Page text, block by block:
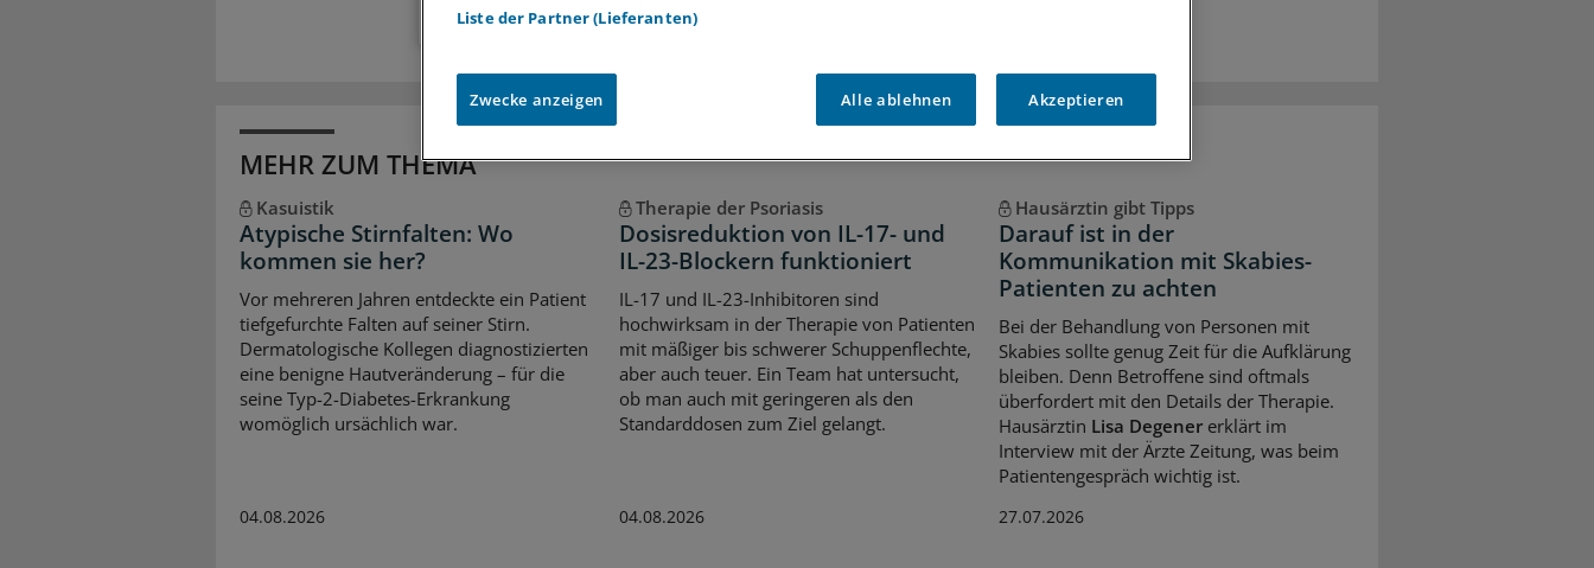
MEHR ZUM THEMA
Kasuistik
Atypische Stirnfalten: Wo
kommen sie her?
Vor mehreren Jahren entdeckte ein Patient
tiefgefurchte Falten auf seiner Stirn.
Dermatologische Kollegen diagnostizierten
eine benigne Hautveränderung – für die
seine Typ-2-Diabetes-Erkrankung
womöglich ursächlich war.
04.08.2026
Therapie der Psoriasis
Dosisreduktion von IL-17- und
IL-23-Blockern funktioniert
IL-17 und IL-23-Inhibitoren sind
hochwirksam in der Therapie von Patienten
mit mäßiger bis schwerer Schuppenflechte,
aber auch teuer. Ein Team hat untersucht,
ob man auch mit geringeren als den
Standarddosen zum Ziel gelangt.
04.08.2026
Hausärztin gibt Tipps
Darauf ist in der
Kommunikation mit Skabies-
Patienten zu achten
Bei der Behandlung von Personen mit
Skabies sollte genug Zeit für die Aufklärung
bleiben. Denn Betroffene sind oftmals
überfordert mit den Details der Therapie.
Hausärztin Lisa Degenererklärt im
Interview mit der Ärzte Zeitung, was beim
Patientengespräch wichtig ist.
27.07.2026
Liste der Partner (Lieferanten)
Zwecke anzeigen Alle ablehnen Akzeptieren